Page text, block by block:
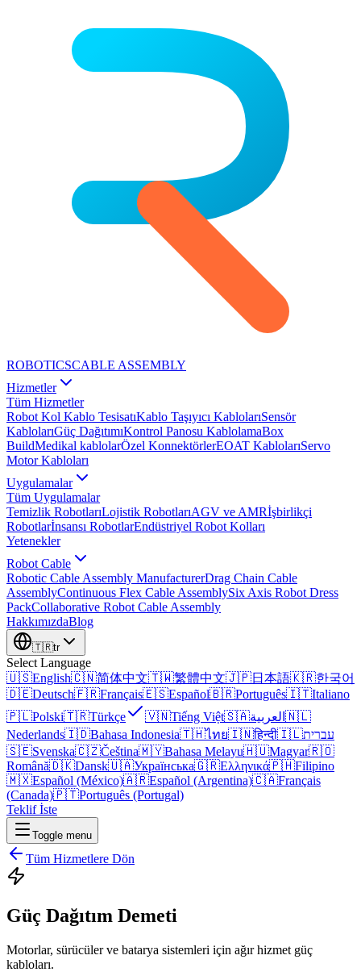
ROBOTICSCABLE ASSEMBLY
Hizmetler
Tüm Hizmetler
Robot Kol Kablo TesisatıKablo Taşıyıcı KablolarıSensör
KablolarıGüç DağıtımıKontrol Panosu KablolamaBox
BuildMedikal kablolarÖzel KonnektörlerEOAT KablolarıServo
Motor Kabloları
Uygulamalar
Tüm Uygulamalar
Temizlik RobotlarıLojistik RobotlarıAGV ve AMRİşbirlikçi
Robotlarİnsansı RobotlarEndüstriyel Robot Kolları
Yetenekler
Robot Cable
Robotic Cable Assembly ManufacturerDrag Chain Cable
AssemblyContinuous Flex Cable AssemblySix Axis Robot Dress
PackCollaborative Robot Cable Assembly
HakkımızdaBlog
🇹🇷tr
Select Language
🇺🇸English🇨🇳简体中文🇹🇼繁體中文🇯🇵日本語🇰🇷한국어
🇩🇪Deutsch🇫🇷Français🇪🇸Español🇧🇷Português🇮🇹Italiano
🇵🇱Polski🇹🇷Türkçe 🇻🇳Tiếng Việt🇸🇦العربية 🇳🇱
Nederlands🇮🇩Bahasa Indonesia🇹🇭ไทย🇮🇳हिन्दी🇮🇱עברית
🇸🇪Svenska🇨🇿Čeština🇲🇾Bahasa Melayu🇭🇺Magyar🇷🇴
Română🇩🇰Dansk🇺🇦Українська🇬🇷Ελληνικά🇵🇭Filipino
🇲🇽Español (México)🇦🇷Español (Argentina)🇨🇦Français
(Canada)🇵🇹Português (Portugal)
Teklif İste
Toggle menu
Tüm Hizmetlere Dön
Güç Dağıtım Demeti
Motorlar, sürücüler ve batarya sistemleri için ağır hizmet güç
kabloları.